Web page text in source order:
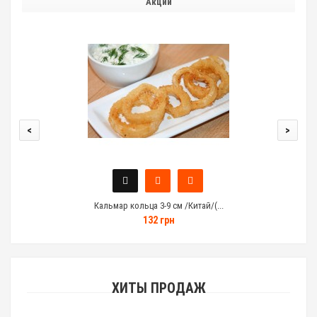
Кальмар кольца 3-9 см /Китай/(...
132 грн
< >
ХИТЫ ПРОДАЖ